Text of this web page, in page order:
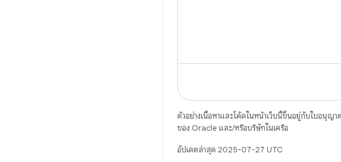
ตัวอย่างเนื้อหาและโค้ดในหน้าเว็บนี้ขึ้นอยู่กับใบอนุญา
ของ Oracle และ/หรือบริษัทในเครือ
อัปเดตล่าสุด 2025-07-27 UTC